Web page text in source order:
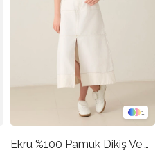
1
Ekru %100 Pamuk Dikiş Ve Yırtmaç Detaylı Midi Boy Kot Etek